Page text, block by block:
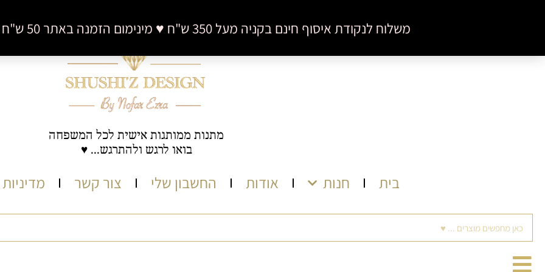
משלוח לנקודת איסוף חינם בקניה מעל 350 ש"ח ♥ מינימום הזמנה באתר 50 ש"ח (לא כולל דמי משלוח)
מתנות ממותגות אישית לכל המשפחה
בואו לרגש ולהתרגש... ♥
בית חנות אודות החשבון שלי צור קשר
חיפוש